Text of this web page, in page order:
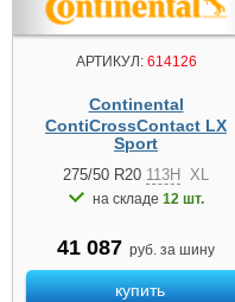
АРТИКУЛ:614126
Continental
ContiCrossContact LX
Sport
275/50 R20 113H XL
на складе 12 шт.
41 087 руб. за шину
купить